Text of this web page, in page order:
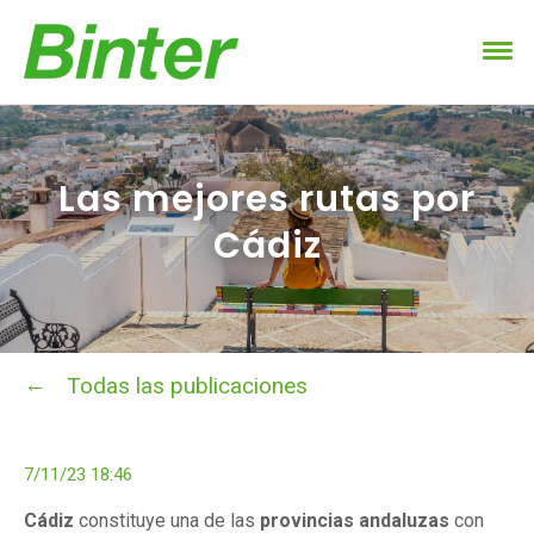
Las mejores rutas por
Cádiz
Todas las publicaciones
7/11/23 18:46
Cádiz constituye una de las provincias andaluzas con